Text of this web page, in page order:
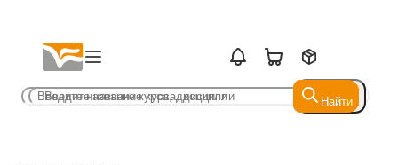
Найти
Найти